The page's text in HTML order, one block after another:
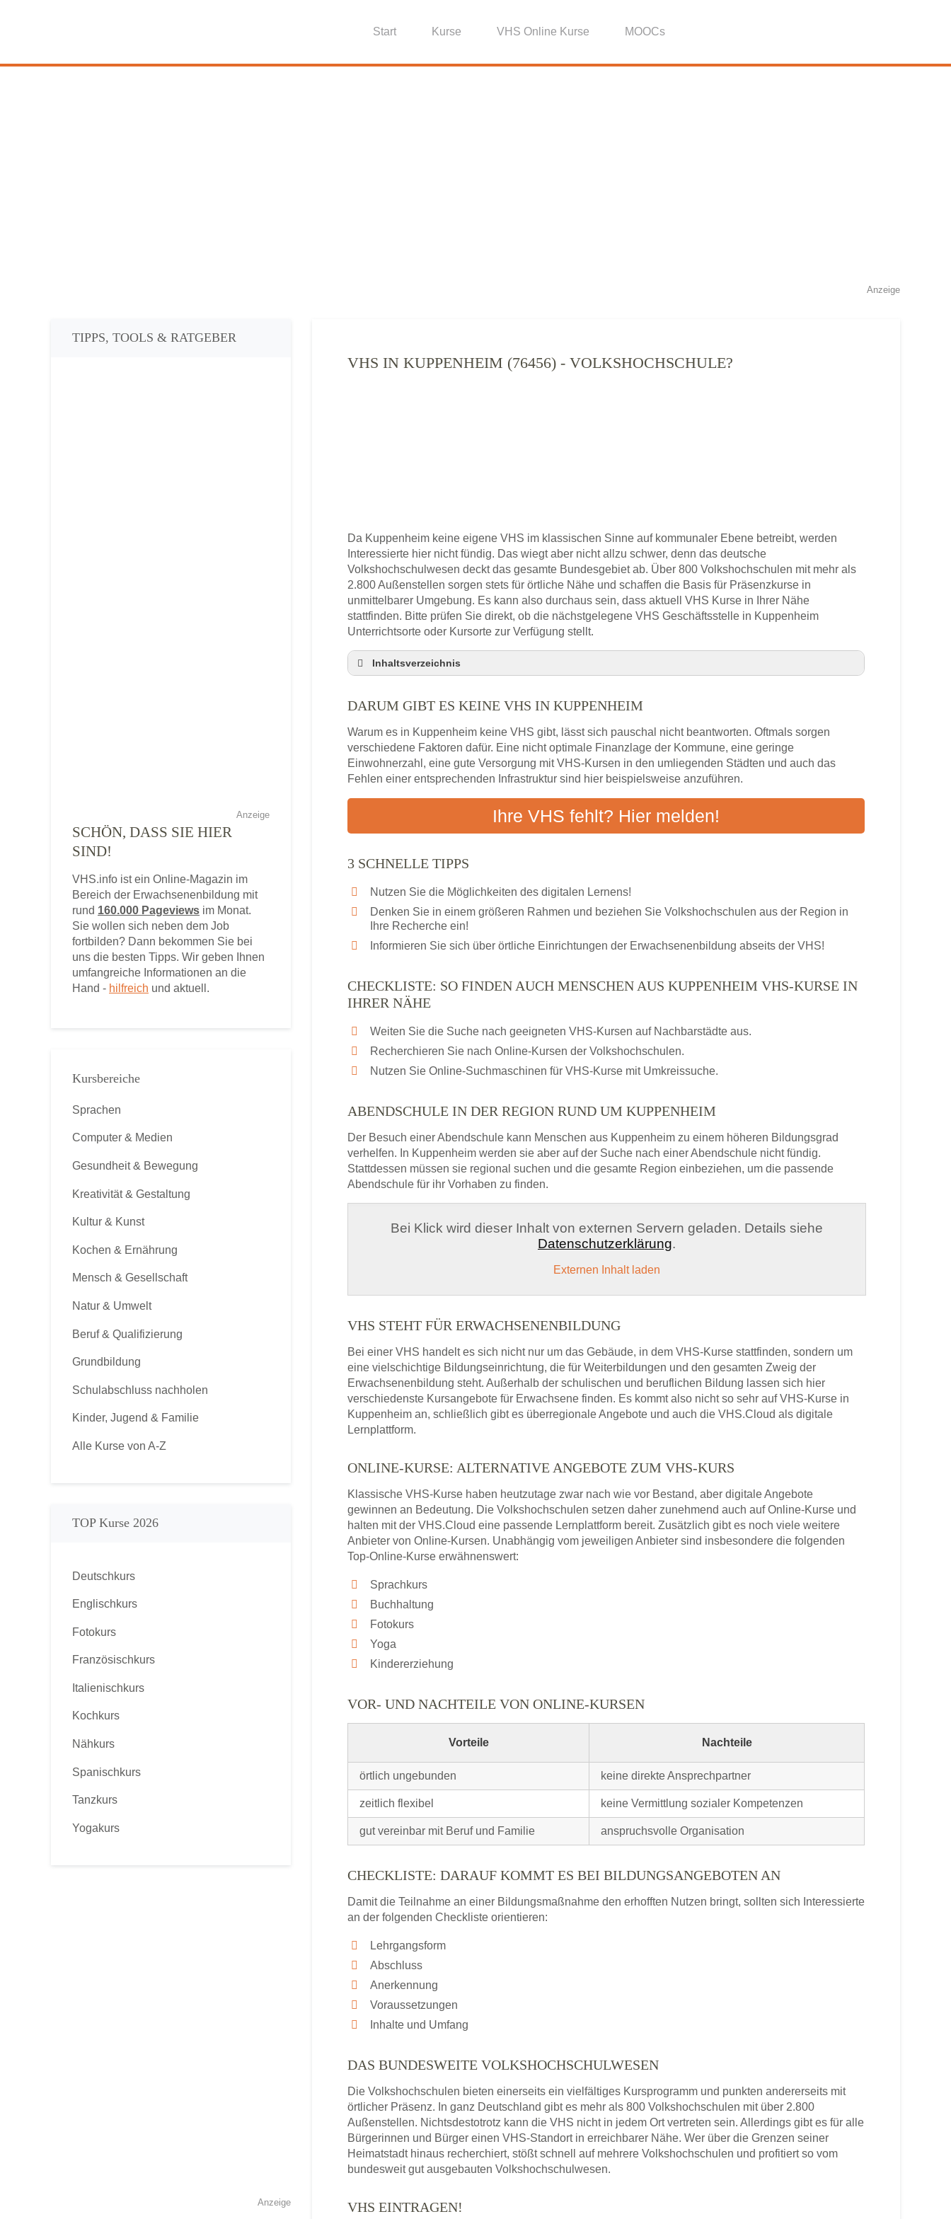
Start Kurse VHS Online Kurse MOOCs
Anzeige
VHS IN KUPPENHEIM (76456) - VOLKSHOCHSCHULE?
Da Kuppenheim keine eigene VHS im klassischen Sinne auf kommunaler Ebene betreibt, werden
Interessierte hier nicht fündig. Das wiegt aber nicht allzu schwer, denn das deutsche
Volkshochschulwesen deckt das gesamte Bundesgebiet ab. Über 800 Volkshochschulen mit mehr als
2.800 Außenstellen sorgen stets für örtliche Nähe und schaffen die Basis für Präsenzkurse in
unmittelbarer Umgebung. Es kann also durchaus sein, dass aktuell VHS Kurse in Ihrer Nähe
stattfinden. Bitte prüfen Sie direkt, ob die nächstgelegene VHS Geschäftsstelle in Kuppenheim
Unterrichtsorte oder Kursorte zur Verfügung stellt.
Inhaltsverzeichnis
3 schnelle Tipps
Abendschule in der Region rund um Kuppenheim
VHS steht für Erwachsenenbildung
Online-Kurse: Alternative Angebote zum VHS-Kurs
Checkliste: Darauf kommt es bei Bildungsangeboten an
DARUM GIBT ES KEINE VHS IN KUPPENHEIM
Warum es in Kuppenheim keine VHS gibt, lässt sich pauschal nicht beantworten. Oftmals sorgen
verschiedene Faktoren dafür. Eine nicht optimale Finanzlage der Kommune, eine geringe
Einwohnerzahl, eine gute Versorgung mit VHS-Kursen in den umliegenden Städten und auch das
Fehlen einer entsprechenden Infrastruktur sind hier beispielsweise anzuführen.
Ihre VHS fehlt? Hier melden!
3 SCHNELLE TIPPS
Nutzen Sie die Möglichkeiten des digitalen Lernens!
Denken Sie in einem größeren Rahmen und beziehen Sie Volkshochschulen aus der Region in
Ihre Recherche ein!
Informieren Sie sich über örtliche Einrichtungen der Erwachsenenbildung abseits der VHS!
CHECKLISTE: SO FINDEN AUCH MENSCHEN AUS KUPPENHEIM VHS-KURSE IN
IHRER NÄHE
Weiten Sie die Suche nach geeigneten VHS-Kursen auf Nachbarstädte aus.
Recherchieren Sie nach Online-Kursen der Volkshochschulen.
Nutzen Sie Online-Suchmaschinen für VHS-Kurse mit Umkreissuche.
ABENDSCHULE IN DER REGION RUND UM KUPPENHEIM
Der Besuch einer Abendschule kann Menschen aus Kuppenheim zu einem höheren Bildungsgrad
verhelfen. In Kuppenheim werden sie aber auf der Suche nach einer Abendschule nicht fündig.
Stattdessen müssen sie regional suchen und die gesamte Region einbeziehen, um die passende
Abendschule für ihr Vorhaben zu finden.
Bei Klick wird dieser Inhalt von externen Servern geladen. Details siehe
Datenschutzerklärung.
Externen Inhalt laden
VHS STEHT FÜR ERWACHSENENBILDUNG
Bei einer VHS handelt es sich nicht nur um das Gebäude, in dem VHS-Kurse stattfinden, sondern um
eine vielschichtige Bildungseinrichtung, die für Weiterbildungen und den gesamten Zweig der
Erwachsenenbildung steht. Außerhalb der schulischen und beruflichen Bildung lassen sich hier
verschiedenste Kursangebote für Erwachsene finden. Es kommt also nicht so sehr auf VHS-Kurse in
Kuppenheim an, schließlich gibt es überregionale Angebote und auch die VHS.Cloud als digitale
Lernplattform.
ONLINE-KURSE: ALTERNATIVE ANGEBOTE ZUM VHS-KURS
Klassische VHS-Kurse haben heutzutage zwar nach wie vor Bestand, aber digitale Angebote
gewinnen an Bedeutung. Die Volkshochschulen setzen daher zunehmend auch auf Online-Kurse und
halten mit der VHS.Cloud eine passende Lernplattform bereit. Zusätzlich gibt es noch viele weitere
Anbieter von Online-Kursen. Unabhängig vom jeweiligen Anbieter sind insbesondere die folgenden
Top-Online-Kurse erwähnenswert:
Sprachkurs
Buchhaltung
Fotokurs
Yoga
Kindererziehung
VOR- UND NACHTEILE VON ONLINE-KURSEN
Vorteile Nachteile
örtlich ungebunden keine direkte Ansprechpartner
zeitlich flexibel keine Vermittlung sozialer Kompetenzen
gut vereinbar mit Beruf und Familie anspruchsvolle Organisation
CHECKLISTE: DARAUF KOMMT ES BEI BILDUNGSANGEBOTEN AN
Damit die Teilnahme an einer Bildungsmaßnahme den erhofften Nutzen bringt, sollten sich Interessierte
an der folgenden Checkliste orientieren:
Lehrgangsform
Abschluss
Anerkennung
Voraussetzungen
Inhalte und Umfang
DAS BUNDESWEITE VOLKSHOCHSCHULWESEN
Die Volkshochschulen bieten einerseits ein vielfältiges Kursprogramm und punkten andererseits mit
örtlicher Präsenz. In ganz Deutschland gibt es mehr als 800 Volkshochschulen mit über 2.800
Außenstellen. Nichtsdestotrotz kann die VHS nicht in jedem Ort vertreten sein. Allerdings gibt es für alle
Bürgerinnen und Bürger einen VHS-Standort in erreichbarer Nähe. Wer über die Grenzen seiner
Heimatstadt hinaus recherchiert, stößt schnell auf mehrere Volkshochschulen und profitiert so vom
bundesweit gut ausgebauten Volkshochschulwesen.
VHS EINTRAGEN!
TIPPS, TOOLS & RATGEBER
Anzeige
SCHÖN, DASS SIE HIER
SIND!
VHS.info ist ein Online-Magazin im
Bereich der Erwachsenenbildung mit
rund 160.000 Pageviews im Monat.
Sie wollen sich neben dem Job
fortbilden? Dann bekommen Sie bei
uns die besten Tipps. Wir geben Ihnen
umfangreiche Informationen an die
Hand - hilfreich und aktuell.
Kursbereiche
Sprachen
Computer & Medien
Gesundheit & Bewegung
Kreativität & Gestaltung
Kultur & Kunst
Kochen & Ernährung
Mensch & Gesellschaft
Natur & Umwelt
Beruf & Qualifizierung
Grundbildung
Schulabschluss nachholen
Kinder, Jugend & Familie
Alle Kurse von A-Z
TOP Kurse 2026
Deutschkurs
Englischkurs
Fotokurs
Französischkurs
Italienischkurs
Kochkurs
Nähkurs
Spanischkurs
Tanzkurs
Yogakurs
Anzeige